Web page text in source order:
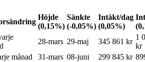
Höjde
(0,15%)
Sänkte
(-0,05%)
Intäkt/dag
(0,05%)
28-mars 29-maj 345 861 kr
1
kr
månad 31-mars 08-juni 299 845 kr